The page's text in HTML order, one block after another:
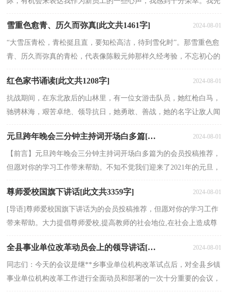
雪重色愈青、历久而弥真[此文共1461字] 2024-08-01
“大雪压青松，青松挺且直，要知松高洁，待到雪化时”。那雪重色愈
青、历久而弥真的青松，代表像陈毅元帅那样久经考验，不忘初心的
红色家书诵读[此文共1208字] 2024-08-01
抗战期间，在东北敌后的山林里，有一位女游击队员，她红枪白马，
驰骋林海，艰苦卓绝、领导抗日，她勇敢、善战，她的名字让敌人闻
元旦跨年晚会三分钟主持词开场白多篇[此文共5549字] 2024-08-01
【前言】元旦跨年晚会三分钟主持词开场白多篇为的会员投稿推荐，
但愿对你的学习工作带来帮助。不知不觉我们迎来了2021年的元旦，
尊师爱校国旗下讲话[此文共3359字] 2024-08-01
[导语]尊师爱校国旗下讲话为的会员投稿推荐，但愿对你的学习工作
带来帮助。大力提倡尊师爱校,提高教师的社会地位,在社会上造成尊
全县事业单位改革动员会上的领导讲话[此文共26634字] 2024-08-01
同志们：今天的会议是继**乡事业单位机构改革试点后，对全县乡镇
事业单位机构改革工作进行全面动员和部署的一次十分重要的会议，